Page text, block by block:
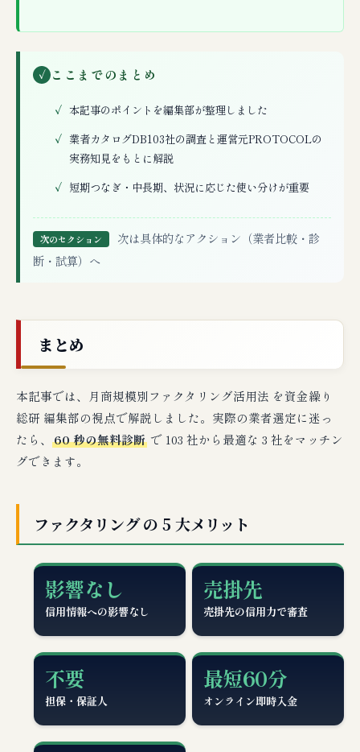
✓ ここまでのまとめ
本記事のポイントを編集部が整理しました
業者カタログDB103社の調査と運営元PROTOCOLの
実務知見をもとに解説
短期つなぎ・中長期、状況に応じた使い分けが重要
次のセクション
次は具体的なアクション（業者比較・診
断・試算）へ
まとめ
本記事では、月商規模別ファクタリング活用法 を資金繰り
総研 編集部の視点で解説しました。実際の業者選定に迷っ
たら、 60 秒の無料診断 で 103 社から最適な 3 社をマッチン
グできます。
ファクタリング の 5 大メリット
影響なし
信用情報への影響なし
売掛先
売掛先の信用力で審査
不要
担保・保証人
最短60分
オンライン即時入金